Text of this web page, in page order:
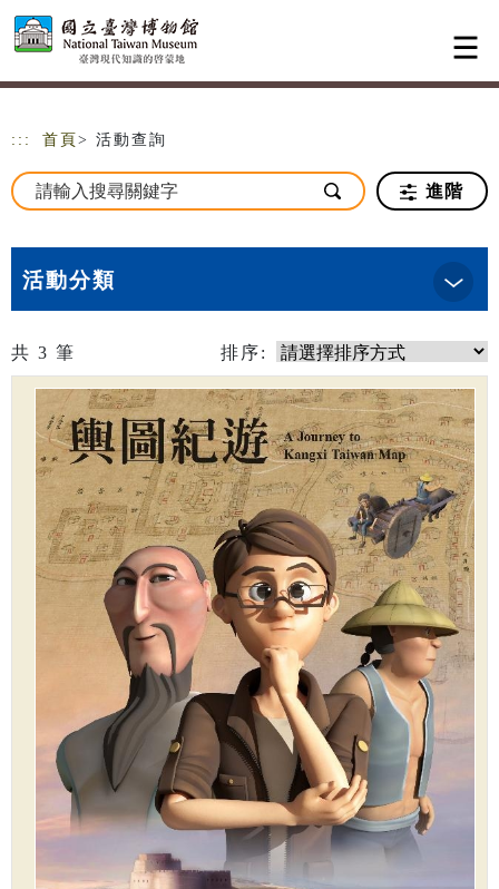
跳到主要內容
網站導覽
::: 首頁 > 活動查詢
進階
活動分類
共 3 筆 排序: